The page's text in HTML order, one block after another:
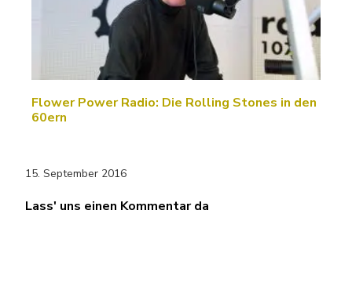
Flower Power Radio: Die Rolling Stones in den
60ern
15. September 2016
Lass' uns einen Kommentar da